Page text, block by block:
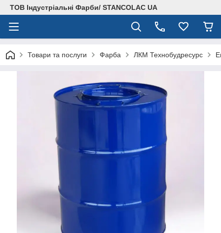
ТОВ Індустріальні Фарби/ STANCOLAC UA
Товари та послуги Фарба ЛКМ Технобудресурс